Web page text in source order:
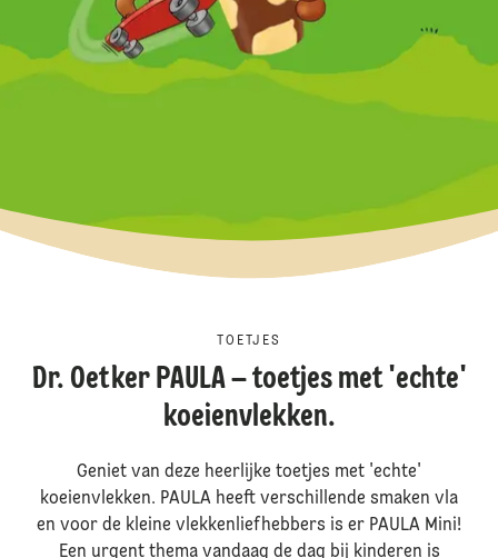
TOETJES
Dr. Oetker PAULA – toetjes met 'echte'
koeienvlekken.
Geniet van deze heerlijke toetjes met 'echte'
koeienvlekken. PAULA heeft verschillende smaken vla
en voor de kleine vlekkenliefhebbers is er PAULA Mini!
Een urgent thema vandaag de dag bij kinderen is